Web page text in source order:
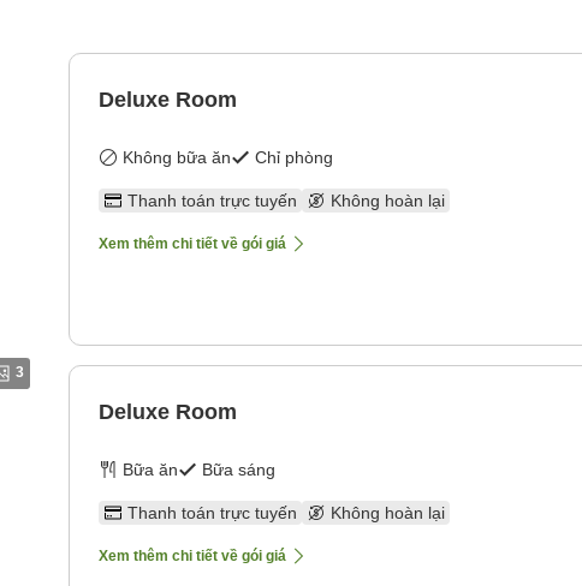
3
Deluxe Room
Không bữa ăn Chỉ phòng
Thanh toán trực tuyến Không hoàn lại
Xem thêm chi tiết về gói giá
Deluxe Room
Bữa ăn Bữa sáng
Thanh toán trực tuyến Không hoàn lại
Xem thêm chi tiết về gói giá